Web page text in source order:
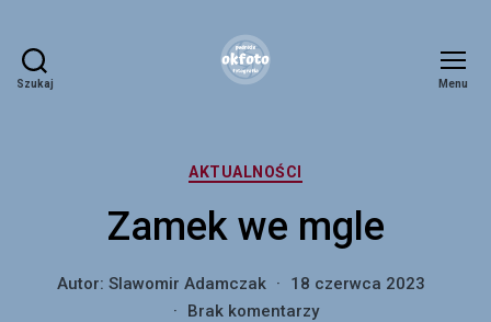
Szukaj Menu
Kategorie
AKTUALNOŚCI
Zamek we mgle
Autor: Slawomir Adamczak
18 czerwca 2023
Brak komentarzydo